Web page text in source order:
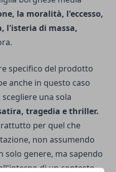
la moralità, l'eccesso,
l'isteria di massa,
specifico del prodotto
anche in questo caso
una sola
tragedia e thriller.
per quel che
non assumendo
solo genere, ma sapendo
di un contesto